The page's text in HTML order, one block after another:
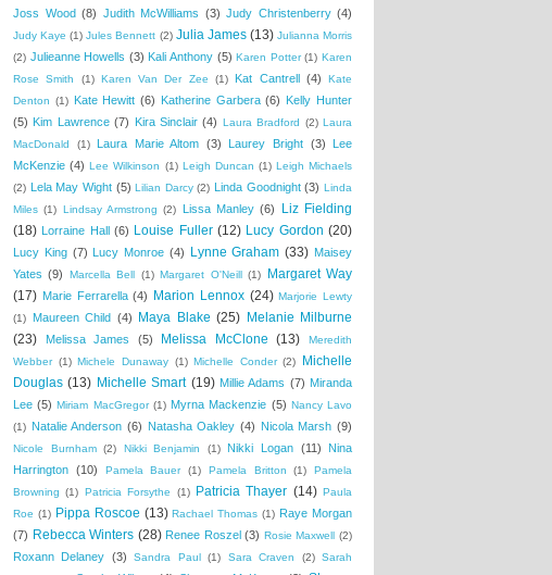
Joss Wood (8) Judith McWilliams (3) Judy Christenberry (4)
Judy Kaye (1) Jules Bennett (2) Julia James (13) Julianna Morris
(2) Julieanne Howells (3) Kali Anthony (5) Karen Potter (1) Karen
Rose Smith
(1) Karen Van Der Zee (1) Kat Cantrell (4)
Kate
Denton (1) Kate Hewitt (6) Katherine Garbera (6)
Kelly Hunter
(5) Kim Lawrence (7) Kira Sinclair (4) Laura Bradford (2) Laura
MacDonald
(1) Laura Marie Altom (3) Laurey Bright (3)
Lee
McKenzie (4) Lee Wilkinson (1) Leigh Duncan (1) Leigh Michaels
(2)
Lela May Wight (5) Lilian Darcy (2) Linda Goodnight (3) Linda
Miles (1) Lindsay Armstrong (2) Lissa Manley (6)
Liz Fielding
(18)
Lorraine Hall (6) Louise Fuller (12) Lucy Gordon (20)
Lucy King (7) Lucy Monroe (4) Lynne Graham (33) Maisey
Yates (9) Marcella Bell (1) Margaret O'Neill (1)
Margaret Way
(17) Marie Ferrarella (4) Marion Lennox (24) Marjorie Lewty
(1)
Maureen Child (4) Maya Blake (25) Melanie Milburne
(23)
Melissa James (5) Melissa McClone (13)
Meredith
Webber (1) Michele Dunaway (1) Michelle Conder (2)
Michelle
Douglas (13) Michelle Smart (19) Millie Adams (7) Miranda
Lee (5) Miriam MacGregor (1) Myrna Mackenzie (5) Nancy Lavo
(1) Natalie Anderson (6) Natasha Oakley (4) Nicola Marsh (9)
Nicole Burnham (2) Nikki Benjamin (1) Nikki Logan (11)
Nina
Harrington (10) Pamela Bauer (1) Pamela Britton (1)
Pamela
Browning (1) Patricia Forsythe (1) Patricia Thayer (14) Paula
Roe (1) Pippa Roscoe (13) Rachael Thomas (1) Raye Morgan
(7) Rebecca Winters (28) Renee Roszel (3) Rosie Maxwell (2)
Roxann Delaney (3) Sandra Paul (1) Sara Craven (2) Sarah